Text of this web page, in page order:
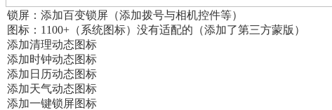
锁屏：添加百变锁屏（添加拨号与相机控件等）
图标：1100+（系统图标）没有适配的（添加了第三方蒙版）
添加清理动态图标
添加时钟动态图标
添加日历动态图标
添加天气动态图标
添加一键锁屏图标